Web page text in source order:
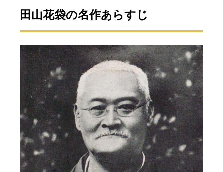
田山花袋の名作あらすじ